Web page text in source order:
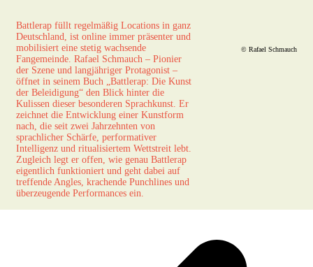
Battlerap füllt regelmäßig Locations in ganz
Deutschland, ist online immer präsenter und
mobilisiert eine stetig wachsende
Fangemeinde. Rafael Schmauch – Pionier
der Szene und langjähriger Protagonist –
öffnet in seinem Buch „Battlerap: Die Kunst
der Beleidigung“ den Blick hinter die
Kulissen dieser besonderen Sprachkunst. Er
zeichnet die Entwicklung einer Kunstform
nach, die seit zwei Jahrzehnten von
sprachlicher Schärfe, performativer
Intelligenz und ritualisiertem Wettstreit lebt.
Zugleich legt er offen, wie genau Battlerap
eigentlich funktioniert und geht dabei auf
treffende Angles, krachende Punchlines und
überzeugende Performances ein.
© Rafael Schmauch